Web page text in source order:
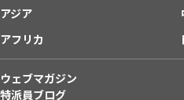
アジア
アフリカ
ウェブマガジン
特派員ブログ